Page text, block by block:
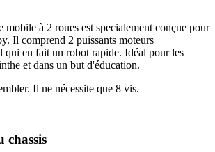
mobile à 2 roues est specialement conçue pour
Il comprend 2 puissants moteurs
qui en fait un robot rapide. Idéal pour les
et dans un but d'éducation.
Il ne nécessite que 8 vis.
chassis